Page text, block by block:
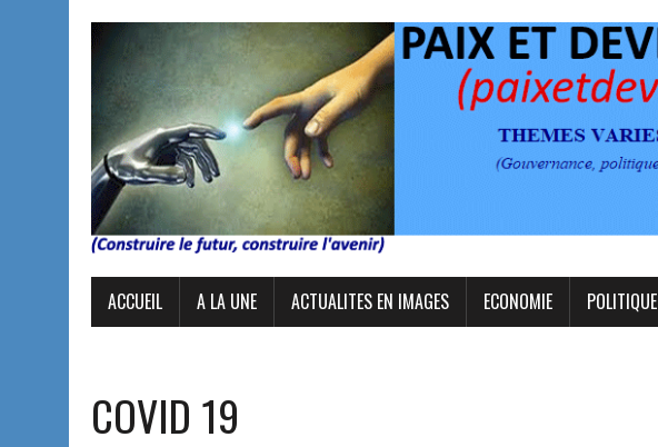
ACCUEIL A LA UNE ACTUALITES EN IMAGES ECONOMIE POLITIQUE
COVID 19